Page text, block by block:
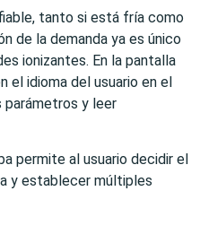
tanto si está fría como
de la demanda ya es único
ionizantes. En la pantalla
el idioma del usuario en el
parámetros y leer
permite al usuario decidir el
y establecer múltiples